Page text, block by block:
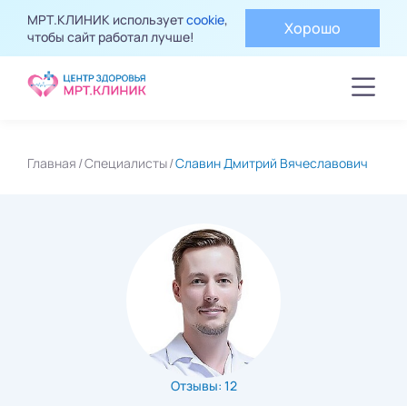
МРТ.КЛИНИК используетcookie,
чтобы сайт работал лучше!
Хорошо
Главная Специалисты Славин Дмитрий Вячеславович
Отзывы: 12